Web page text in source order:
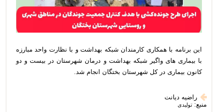
این برنامه با همکاری کارمندان شبکه بهداشت و با نظارت واحد مبارزه
با بیماری های واگیر شبکه بهداشت و درمان شهرستان در بیست و دو
کانون بیماری در کل شهرستان بختگان انجام شد.
راضیه دیانت
منبع: تولیدی